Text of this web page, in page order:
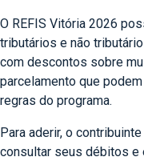
O REFIS Vitória 2026
tributários e não
com descontos sobre
parcelamento que
regras do programa.
Para aderir, o
consultar seus débitos e